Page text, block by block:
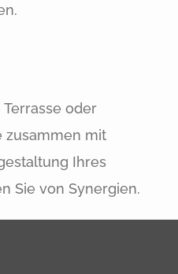
oder
zusammen mit
Ihres
Sie von Synergien.